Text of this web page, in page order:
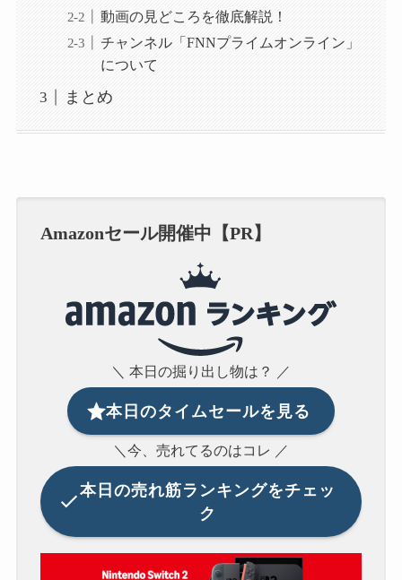
動画の見どころを徹底解説！
チャンネル「FNNプライムオンライン」
について
まとめ
Amazonセール開催中【PR】
＼ 本日の掘り出し物は？ ／
本日のタイムセールを見る
＼今、売れてるのはコレ ／
本日の売れ筋ランキングをチェッ
ク